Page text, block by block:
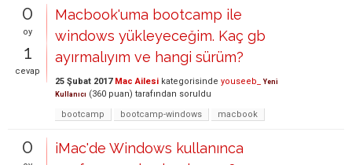
0
oy
1
cevap
Macbook'uma bootcamp ile
windows yükleyeceğim. Kaç gb
ayırmalıyım ve hangi sürüm?
25 Şubat 2017 Mac Ailesi kategorisinde youseeb_
Yeni
Kullanıcı (360 puan) tarafından soruldu
bootcamp
bootcamp-windows macbook
0
iMac'de Windows kullanınca